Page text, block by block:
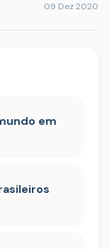
09 Dez 2020
em